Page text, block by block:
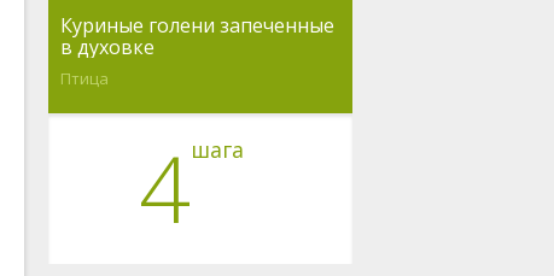
Куриные голени запеченные
в духовке
Птица
4шага